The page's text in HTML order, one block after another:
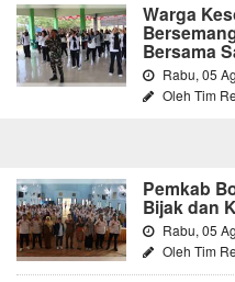
Warga
Bersama
Rabu, 05
Oleh Tim
Pemkab
Bijak dan
Rabu, 05
Oleh Tim